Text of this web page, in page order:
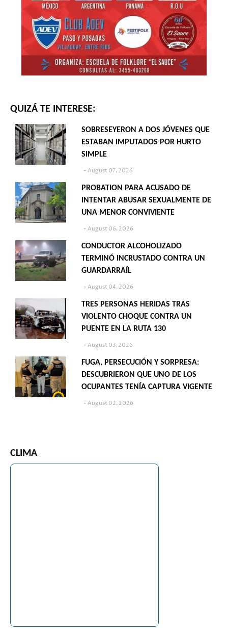
QUIZÁ TE INTERESE:
SOBRESEYERON A DOS JÓVENES QUE
ESTABAN IMPUTADOS POR HURTO
SIMPLE
August 07, 2026
PROBATION PARA ACUSADO DE
INTENTAR ABUSAR SEXUALMENTE DE
UNA MENOR CONVIVIENTE
August 06, 2026
CONDUCTOR ALCOHOLIZADO
TERMINÓ INCRUSTADO CONTRA UN
GUARDARRAÍL
August 04, 2026
TRES PERSONAS HERIDAS TRAS
VIOLENTO CHOQUE CONTRA UN
PUENTE EN LA RUTA 130
August 03, 2026
FUGA, PERSECUCIÓN Y SORPRESA:
DESCUBRIERON QUE UNO DE LOS
OCUPANTES TENÍA CAPTURA VIGENTE
August 02, 2026
CLIMA